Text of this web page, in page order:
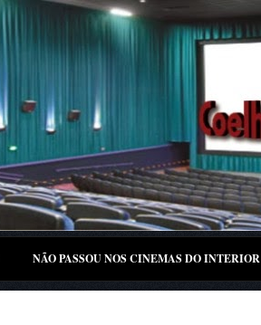
NÃO PASSOU NOS CINEMAS DO INTERIOR